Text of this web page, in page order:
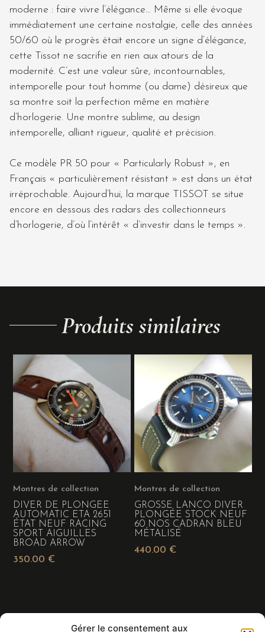
Gérer le consentement aux
moderne : faire vivre l’élégance… Même si elle évoque
immédiatement une certaine nostalgie, celle des années
50/60 où le progrès était encore un signe d’élégance,
cette Tissot ne sacrifie en rien aux atours de la
modernité. C’est une valeur sûre, incontournables,
intemporelle pour tout homme (ou dame) désireux que
sa montre soit la perfection même en matière
d’horlogerie. Une montre sublime, au design
intemporelle, alliant rigueur, qualité et précision.
Ce modèle PR 50 pour « Particularly Robust », en
Français « particulièrement résistant » est dans un état
irréprochable. Aujourd’hui, la marque TISSOT se situe
encore en dessous des radars des collectionneurs
d’horlogerie, d’où l’intérêt « d’investir dans le temps ».
Produits similaires
Montres de collection
DIVER DE PLONGEE
AUTOMATIC ETA 2651
ÉTAT NEUF RACING
SPORT AIGUILLES
BROAD ARROW
350.00 €
Montres de collection
GROSSE LANCO DIVER
PLONGÉE STOCK NEUF
60 NOS CADRAN BLEU
MÉTALISÉ
440.00 €